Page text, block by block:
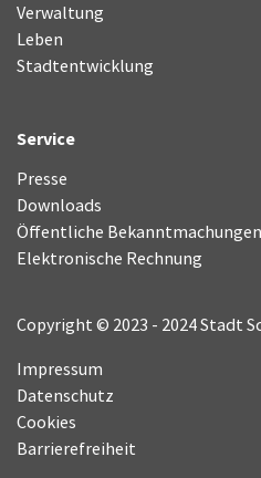
Verwaltung
Leben
Stadtentwicklung
Service
Presse
Downloads
Öffentliche Bekanntmachungen
Elektronische Rechnung
Copyright © 2023 - 2024 Stadt
Impressum
Datenschutz
Cookies
Barrierefreiheit